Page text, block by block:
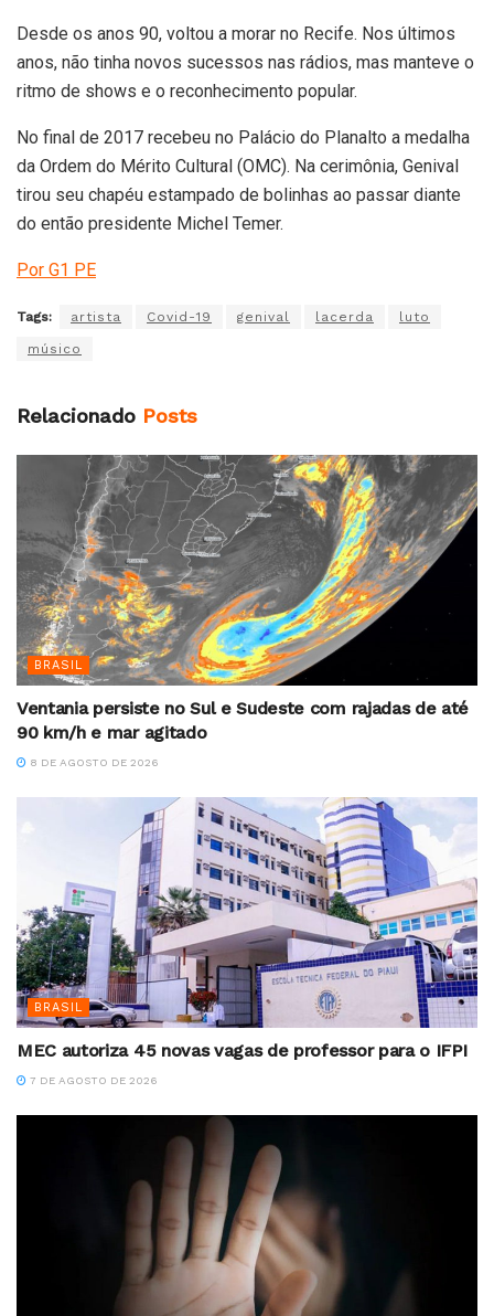
Desde os anos 90, voltou a morar no Recife. Nos últimos
anos, não tinha novos sucessos nas rádios, mas manteve o
ritmo de shows e o reconhecimento popular.
No final de 2017 recebeu no Palácio do Planalto a medalha
da Ordem do Mérito Cultural (OMC). Na cerimônia, Genival
tirou seu chapéu estampado de bolinhas ao passar diante
do então presidente Michel Temer.
Por G1 PE
Tags: artista Covid-19 genival lacerda luto
músico
Relacionado Posts
BRASIL
Ventania persiste no Sul e Sudeste com rajadas de até
90 km/h e mar agitado
8 DE AGOSTO DE 2026
BRASIL
MEC autoriza 45 novas vagas de professor para o IFPI
7 DE AGOSTO DE 2026